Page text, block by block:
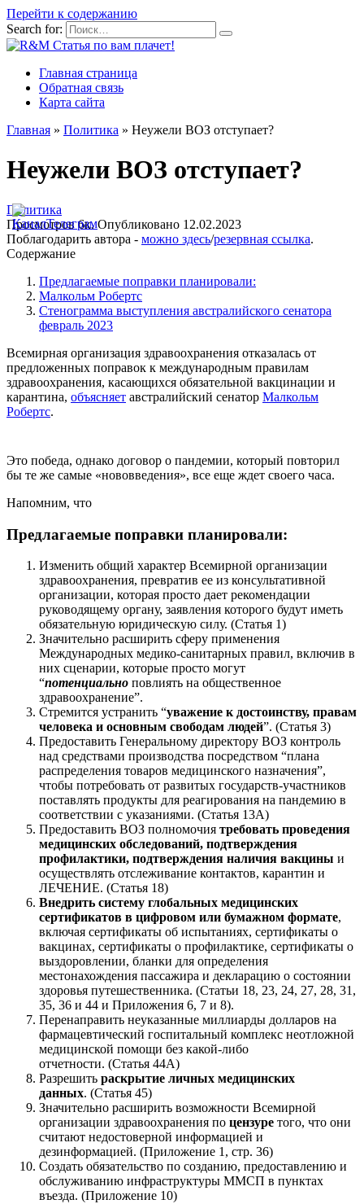
Перейти к содержанию
Search for:
Главная страница
Обратная связь
Карта сайта
Главная » Политика » Неужели ВОЗ отступает?
Неужели ВОЗ отступает?
Политика
Просмотров 6к. Опубликовано 12.02.2023
Поблагодарить автора - можно здесь/резервная ссылка.
Содержание
Предлагаемые поправки планировали:
Малкольм Робертс
Стенограмма выступления австралийского сенатора
февраль 2023
Всемирная организация здравоохранения отказалась от
предложенных поправок к международным правилам
здравоохранения, касающихся обязательной вакцинации и
карантина, объясняет австралийский сенатор Малкольм
Робертс.
Это победа, однако договор о пандемии, который повторил
бы те же самые «нововведения», все еще ждет своего часа.
Напомним, что
Предлагаемые поправки планировали:
Изменить общий характер Всемирной организации
здравоохранения, превратив ее из консультативной
организации, которая просто дает рекомендации
руководящему органу, заявления которого будут иметь
обязательную юридическую силу. (Статья 1)
Значительно расширить сферу применения
Международных медико-санитарных правил, включив в
них сценарии, которые просто могут
“потенциально повлиять на общественное
здравоохранение”.
Стремится устранить “уважение к достоинству, правам
человека и основным свободам людей”. (Статья 3)
Предоставить Генеральному директору ВОЗ контроль
над средствами производства посредством “плана
распределения товаров медицинского назначения”,
чтобы потребовать от развитых государств-участников
поставлять продукты для реагирования на пандемию в
соответствии с указаниями. (Статья 13A)
Предоставить ВОЗ полномочия требовать проведения
медицинских обследований, подтверждения
профилактики, подтверждения наличия вакцины и
осуществлять отслеживание контактов, карантин и
ЛЕЧЕНИЕ. (Статья 18)
Внедрить систему глобальных медицинских
сертификатов в цифровом или бумажном формате,
включая сертификаты об испытаниях, сертификаты о
вакцинах, сертификаты о профилактике, сертификаты о
выздоровлении, бланки для определения
местонахождения пассажира и декларацию о состоянии
здоровья путешественника. (Статьи 18, 23, 24, 27, 28, 31,
35, 36 и 44 и Приложения 6, 7 и 8).
Перенаправить неуказанные миллиарды долларов на
фармацевтический госпитальный комплекс неотложной
медицинской помощи без какой-либо
отчетности. (Статья 44A)
Разрешить раскрытие личных медицинских
данных. (Статья 45)
Значительно расширить возможности Всемирной
организации здравоохранения по цензуре того, что они
считают недостоверной информацией и
дезинформацией. (Приложение 1, стр. 36)
Создать обязательство по созданию, предоставлению и
обслуживанию инфраструктуры ММСП в пунктах
въезда. (Приложение 10)